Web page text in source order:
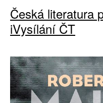
Česká literatura
iVysílání ČT